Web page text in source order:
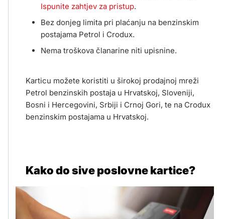
Ispunite zahtjev za pristup.
Bez donjeg limita pri plaćanju na benzinskim
postajama Petrol i Crodux.
Nema troškova članarine niti upisnine.
Karticu možete koristiti u širokoj prodajnoj mreži
Petrol benzinskih postaja u Hrvatskoj, Sloveniji,
Bosni i Hercegovini, Srbiji i Crnoj Gori, te na Crodux
benzinskim postajama u Hrvatskoj.
Kako do sive poslovne kartice?